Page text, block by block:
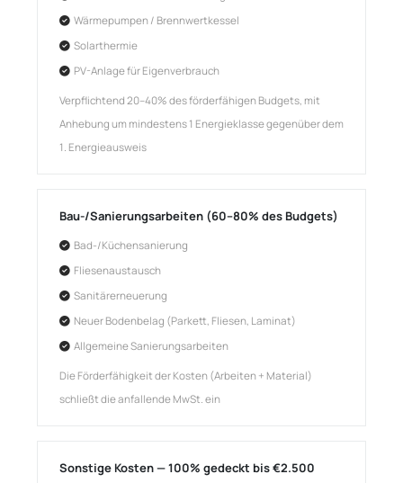
Wärmepumpen / Brennwertkessel
Solarthermie
PV-Anlage für Eigenverbrauch
Verpflichtend 20–40% des förderfähigen Budgets, mit
Anhebung um mindestens 1 Energieklasse gegenüber dem
1. Energieausweis
Bau-/Sanierungsarbeiten (60–80% des Budgets)
Bad-/Küchensanierung
Fliesenaustausch
Sanitärerneuerung
Neuer Bodenbelag (Parkett, Fliesen, Laminat)
Allgemeine Sanierungsarbeiten
Die Förderfähigkeit der Kosten (Arbeiten + Material)
schließt die anfallende MwSt. ein
Sonstige Kosten — 100% gedeckt bis €2.500